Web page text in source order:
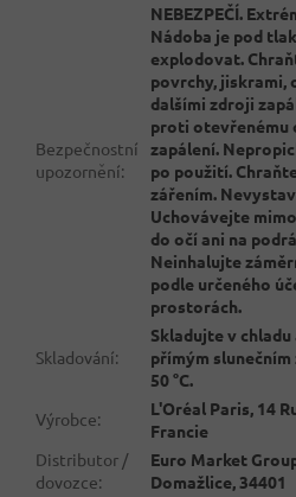
Bezpečnostní
upozornění:
NEBEZPEČÍ.
Nádoba je pod
explodovat.
povrchy, jiskrami,
dalšími zdroji
proti otevřenému
zapálení.
po použití.
zářením.
Uchovávejte
do očí ani na
Neinhalujte
podle určeného
prostorách.
Skladování:
Skladujte v chladu
přímým
50 °C.
Výrobce:
L'Oréal Paris, 14
Francie
Distributor /
dovozce:
Euro Market
Domažlice, 34401